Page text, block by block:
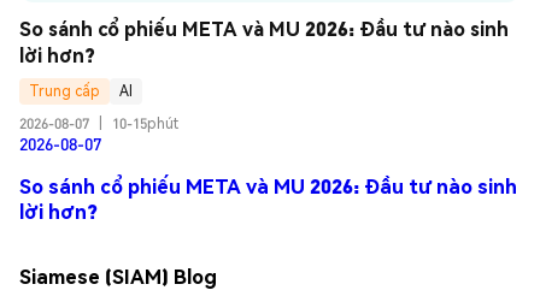
So sánh cổ phiếu META và MU 2026: Đầu tư nào sinh
lời hơn?
Trung cấp
AI
2026-08-07
10-15phút
2026-08-07
So sánh cổ phiếu META và MU 2026: Đầu tư nào sinh
lời hơn?
Siamese (SIAM) Blog